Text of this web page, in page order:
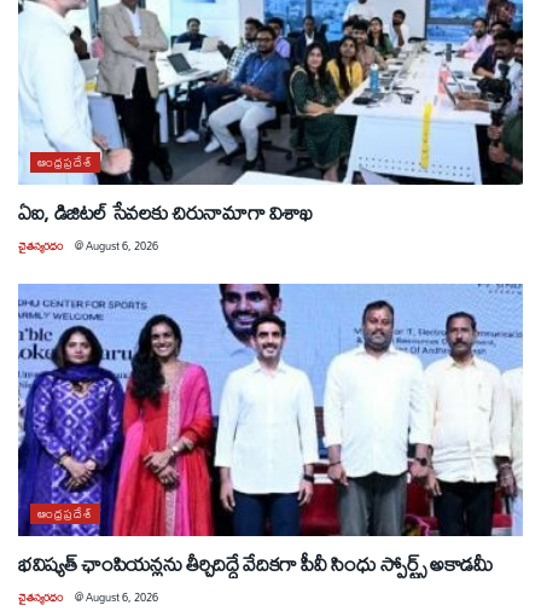
ఆంధ్రప్రదేశ్
ఏఐ, డిజిటల్ సేవలకు చిరునామాగా విశాఖ
చైతన్యరధం @August 6, 2026
ఆంధ్రప్రదేశ్
భవిష్యత్ ఛాంపియన్లను తీర్చిదిద్దే వేదికగా పీవీ సింధు స్పోర్ట్స్ అకాడమీ
చైతన్యరధం @August 6, 2026